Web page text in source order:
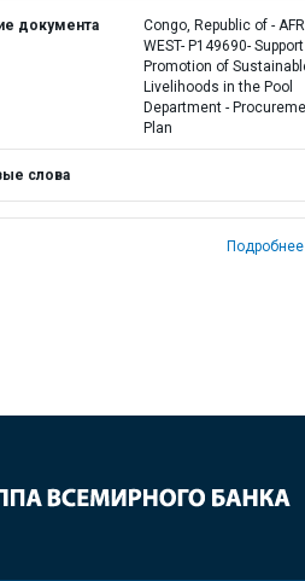
документа
Congo, Republic of -
WEST- P149690-
Promotion of
Livelihoods in the Pool
Department -
Plan
слова
Подробнее